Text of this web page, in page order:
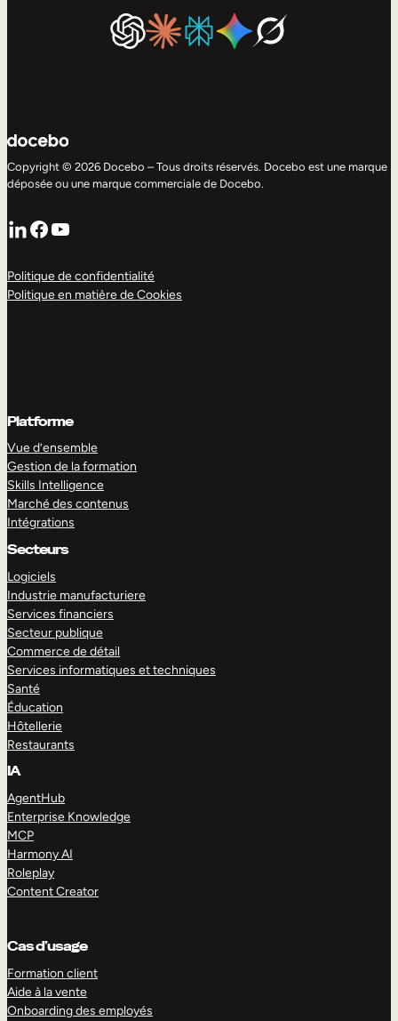
Copyright © 2026 Docebo – Tous droits réservés. Docebo est une marque
déposée ou une marque commerciale de Docebo.
LinkedIn
Facebook
YouTube
Politique de confidentialité
Politique en matière de Cookies
Platforme
Vue d’ensemble
Gestion de la formation
Skills Intelligence
Marché des contenus
Intégrations
Secteurs
Logiciels
Industrie manufacturiere
Services financiers
Secteur publique
Commerce de détail
Services informatiques et techniques
Santé
Éducation
Hôtellerie
Restaurants
IA
AgentHub
Enterprise Knowledge
MCP
Harmony AI
Roleplay
Content Creator
Cas d’usage
Formation client
Aide à la vente
Onboarding des employés